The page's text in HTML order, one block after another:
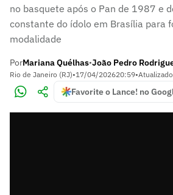
no basquete após o Pan de 1987 e
constante do ídolo em Brasília para
modalidade
PorMariana Quélhas•João Pedro
Rio de Janeiro (RJ)•17/04/202620:59•
Favorite o Lance! no